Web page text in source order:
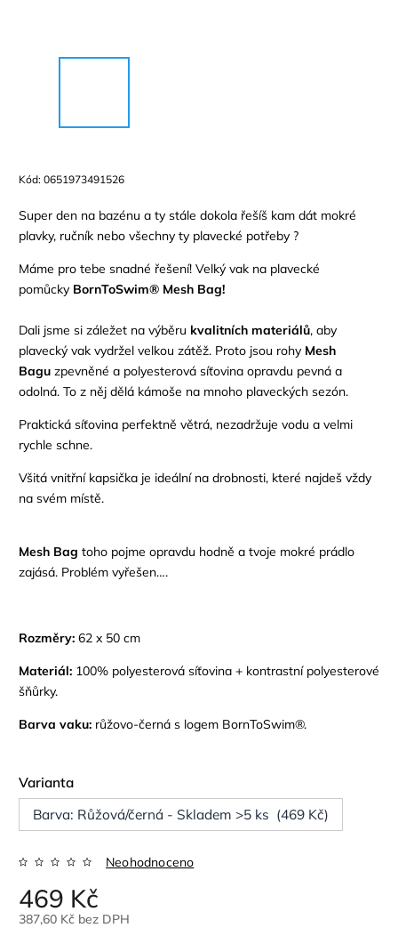
Kód: 0651973491526
Super den na bazénu a ty stále dokola řešíš kam dát mokré
plavky, ručník nebo všechny ty plavecké potřeby ?
Máme pro tebe snadné řešení! Velký vak na plavecké
pomůcky BornToSwim® Mesh Bag!
Dali jsme si záležet na výběru kvalitních materiálů, aby
plavecký vak vydržel velkou zátěž. Proto jsou rohy Mesh
Bagu zpevněné a polyesterová síťovina opravdu pevná a
odolná. To z něj dělá kámoše na mnoho plaveckých sezón.
Praktická síťovina perfektně větrá, nezadržuje vodu a velmi
rychle schne.
Všitá vnitřní kapsička je ideální na drobnosti, které najdeš vždy
na svém místě.
Mesh Bag toho pojme opravdu hodně a tvoje mokré prádlo
zajásá. Problém vyřešen….
Rozměry: 62 x 50 cm
Materiál: 100% polyesterová síťovina + kontrastní polyesterové
šňůrky.
Barva vaku: růžovo-černá s logem BornToSwim®.
Varianta
Barva: Růžová/černá - Skladem >5 ks (469 Kč)
Neohodnoceno
469 Kč
387,60 Kč bez DPH